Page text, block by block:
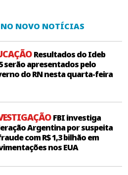
NOVO NOTÍCIAS
Resultados do Ideb
serão apresentados pelo
do RN nesta quarta-feira
FBI investiga
Argentina por suspeita
com R$ 1,3 bilhão em
nos EUA